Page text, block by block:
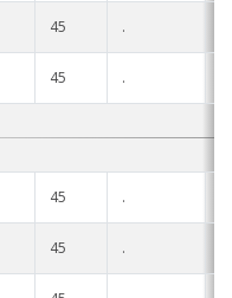
45 .
45 .
45 .
45 .